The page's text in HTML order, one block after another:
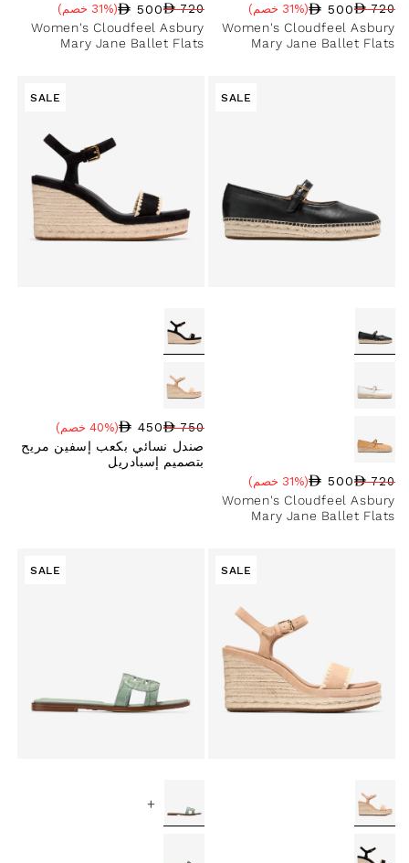
السعر العادي
720
سعر البيع
500
نسبة الخصم
(31% خصم)
Women's Cloudfeel Asbury
Mary Jane Ballet Flats
السعر العادي
720
سعر البيع
500
نسبة الخصم
(31% خصم)
Women's Cloudfeel Asbury
Mary Jane Ballet Flats
SALE
السعر العادي
720
سعر البيع
500
نسبة الخصم
(31% خصم)
Women's Cloudfeel Asbury
Mary Jane Ballet Flats
SALE
السعر العادي
750
سعر البيع
450
نسبة الخصم
(40% خصم)
صندل نسائي بكعب إسفين مريح
بتصميم إسبادريل
SALE
SALE
+